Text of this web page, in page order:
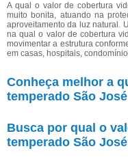
A qual o valor de cobertura
muito bonita, atuando na
aproveitamento da luz natural.
na qual o valor de cobertura
movimentar a estrutura
em casas, hospitais,
Conheça melhor a
temperado São José
Busca por qual o
temperado São